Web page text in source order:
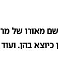
מאורו
בהן. ועוד